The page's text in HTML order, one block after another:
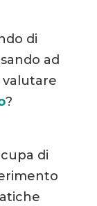
di
ad
valutare
?
di